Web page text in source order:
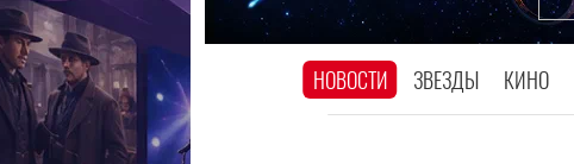
НОВОСТИ ЗВЕЗДЫ КИНО